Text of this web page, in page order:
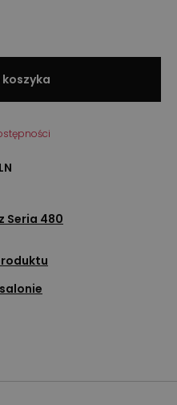
Seria 480